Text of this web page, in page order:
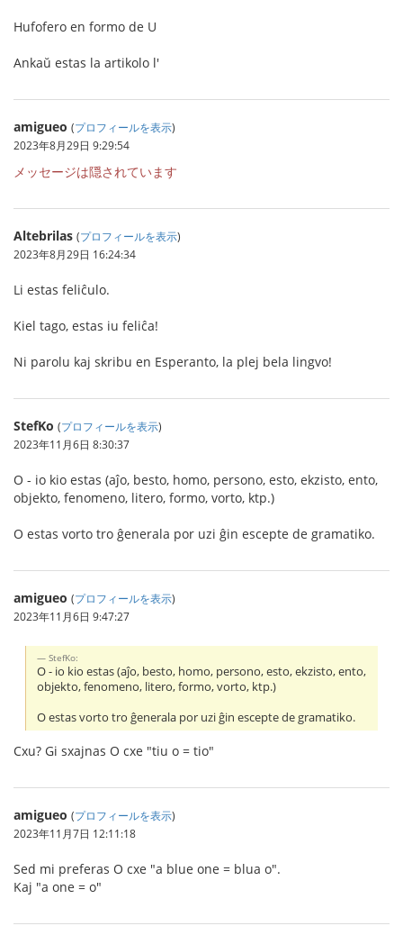
Hufofero en formo de U
Ankaŭ estas la artikolo l'
amigueo (プロフィールを表示)
2023年8月29日 9:29:54
メッセージは隠されています
Altebrilas (プロフィールを表示)
2023年8月29日 16:24:34
Li estas feliĉulo.
Kiel tago, estas iu feliĉa!
Ni parolu kaj skribu en Esperanto, la plej bela lingvo!
StefKo (プロフィールを表示)
2023年11月6日 8:30:37
O - io kio estas (aĵo, besto, homo, persono, esto, ekzisto, ento,
objekto, fenomeno, litero, formo, vorto, ktp.)
O estas vorto tro ĝenerala por uzi ĝin escepte de gramatiko.
amigueo (プロフィールを表示)
2023年11月6日 9:47:27
StefKo:
O - io kio estas (aĵo, besto, homo, persono, esto, ekzisto, ento,
objekto, fenomeno, litero, formo, vorto, ktp.)
O estas vorto tro ĝenerala por uzi ĝin escepte de gramatiko.
Cxu? Gi sxajnas O cxe "tiu o = tio"
amigueo (プロフィールを表示)
2023年11月7日 12:11:18
Sed mi preferas O cxe "a blue one = blua o".
Kaj "a one = o"